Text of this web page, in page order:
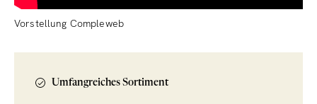
Vorstellung Compleweb
Umfangreiches Sortiment